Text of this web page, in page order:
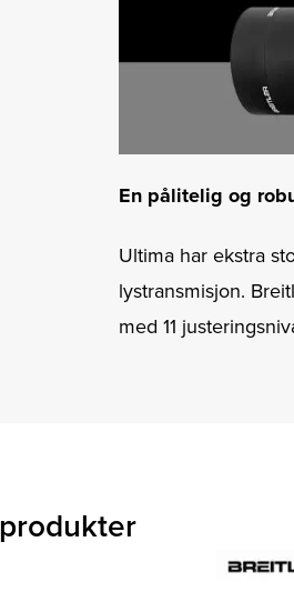
En pålitelig og
Ultima har ekstra
lystransmisjon.
med 11